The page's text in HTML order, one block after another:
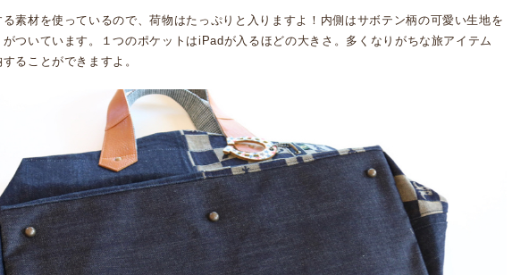
素材を使っているので、荷物はたっぷりと入りますよ！内側はサボテン柄の可愛い生地を
ついています。１つのポケットはiPadが入るほどの大きさ。多くなりがちな旅アイテム
ることができますよ。